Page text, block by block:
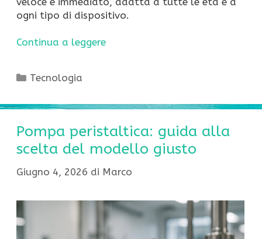
ogni tipo di dispositivo.
Continua a leggere
Categorie
Tecnologia
Pompa peristaltica: guida alla
scelta del modello giusto
Giugno 4, 2026 di Marco